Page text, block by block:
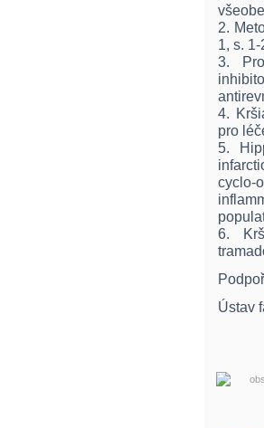
2.
1, s. 1-
3.
4.
pro
5.
cyclo-
6.
Ústav